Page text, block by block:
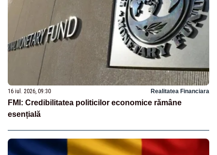
16 iul. 2026, 09:30 Realitatea Financiara
FMI: Credibilitatea politicilor economice rămâne
esențială